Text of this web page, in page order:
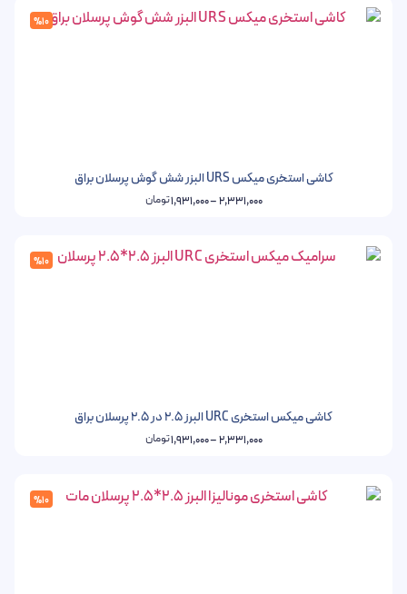
%10
کاشی استخری میکس URS البزر شش گوش پرسلان براق
2,331,000
–
1,931,000تومان
%10
کاشی میکس استخری URC البرز 2.5 در 2.5 پرسلان براق
2,331,000
–
1,931,000تومان
%10